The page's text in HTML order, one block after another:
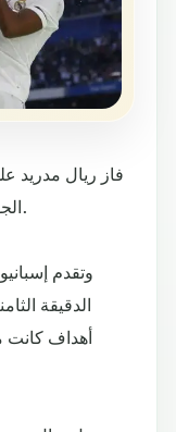
الجولة 25 من الدوري الإسباني لكرة القدم.
وتقدم